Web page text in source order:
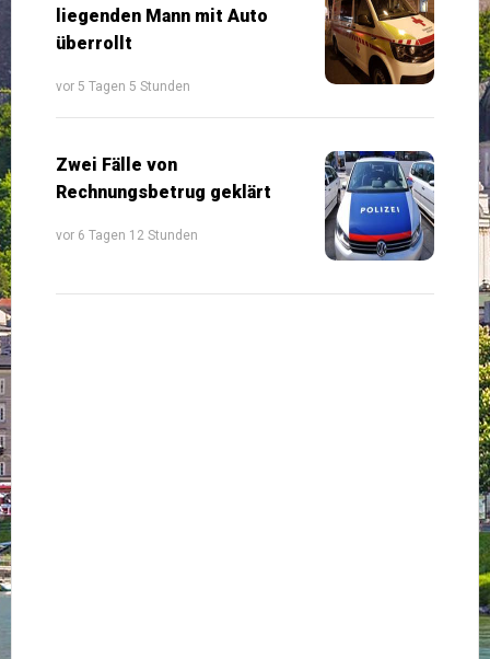
liegenden Mann mit Auto
überrollt
vor 5 Tagen 5 Stunden
Zwei Fälle von
Rechnungsbetrug geklärt
vor 6 Tagen 12 Stunden